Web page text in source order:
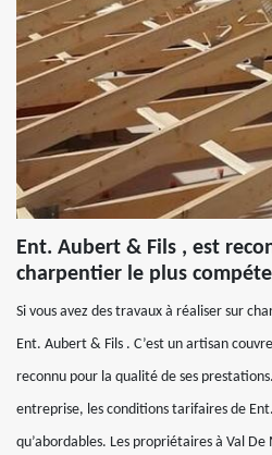
Ent. Aubert & Fils , est
charpentier le plus
Si vous avez des travaux à réaliser sur
Ent. Aubert & Fils . C’est un artisan
reconnu pour la qualité de ses
entreprise, les conditions tarifaires de
qu’abordables. Les propriétaires à Val